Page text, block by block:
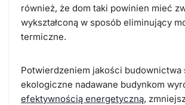
również, że dom taki powinien mieć
wykształconą w sposób eliminujący
termiczne.
Potwierdzeniem jakości budownictwa
ekologiczne nadawane budynkom
efektywnością energetyczną,